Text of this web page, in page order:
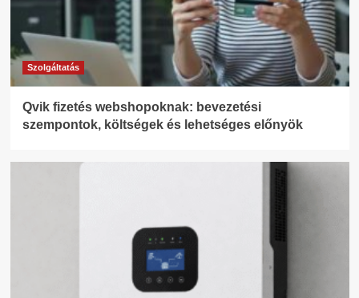
Szolgáltatás
Qvik fizetés webshopoknak: bevezetési
szempontok, költségek és lehetséges előnyök